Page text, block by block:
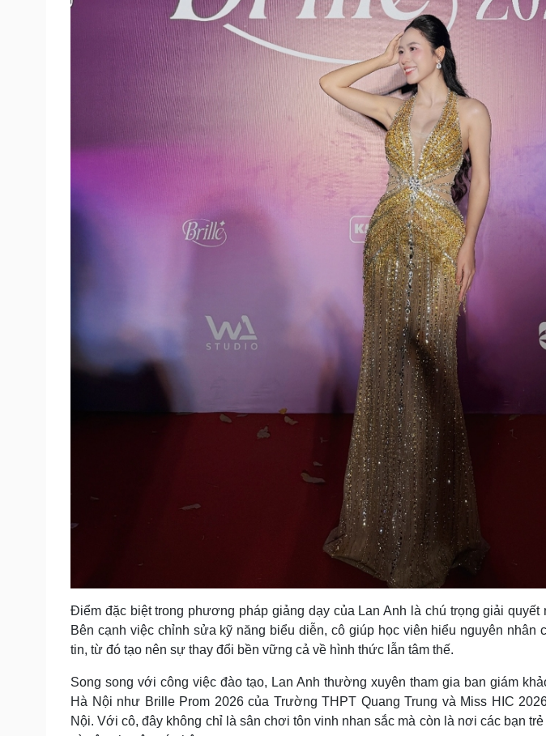
Điểm đặc biệt trong phương pháp giảng dạy của Lan Anh là chú trọng giải
Bên cạnh việc chỉnh sửa kỹ năng biểu diễn, cô giúp học viên hiểu nguyên nhân
tin, từ đó tạo nên sự thay đổi bền vững cả về hình thức lẫn tâm thế.
Song song với công việc đào tạo, Lan Anh thường xuyên tham gia ban giám
Hà Nội như Brille Prom 2026 của Trường THPT Quang Trung và Miss HIC
Nội. Với cô, đây không chỉ là sân chơi tôn vinh nhan sắc mà còn là nơi các bạn